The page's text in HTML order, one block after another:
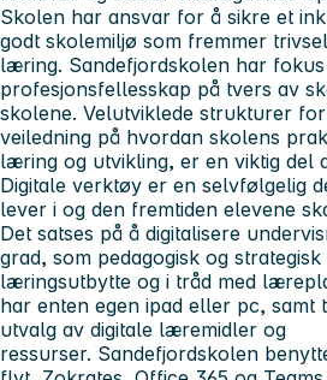
Skolen har ansvar for å sikre et
godt skolemiljø som fremmer
læring. Sandefjordskolen har
profesjonsfellesskap på tvers av
skolene. Velutviklede strukturer
veiledning på hvordan skolens
læring og utvikling, er en viktig del
Digitale verktøy er en selvfølgelig
lever i og den fremtiden elevene
Det satses på å digitalisere
grad, som pedagogisk og
læringsutbytte og i tråd med
har enten egen ipad eller pc, samt
utvalg av digitale læremidler og
ressurser. Sandefjordskolen